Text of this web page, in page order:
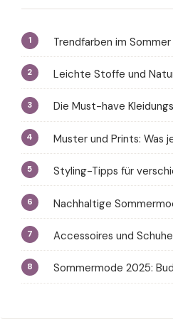
Trendfarben im
Leichte Stoffe und
Die Must-have
Muster und Prints: Was
Styling-Tipps für
Nachhaltige
Accessoires und
Sommermode 2025: